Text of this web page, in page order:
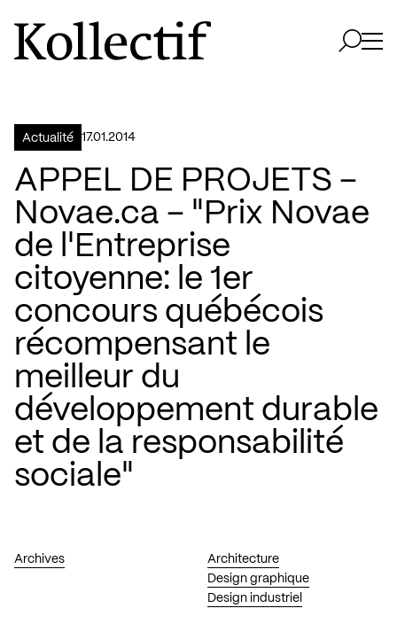
Aller à la page d'accueil
Logo Kollectif
Actualité 17.01.2014
APPEL DE PROJETS –
Novae.ca – "Prix Novae
de l'Entreprise
citoyenne: le 1er
concours québécois
récompensant le
meilleur du
développement durable
et de la responsabilité
sociale"
Archives
Architecture
Design graphique
Design industriel